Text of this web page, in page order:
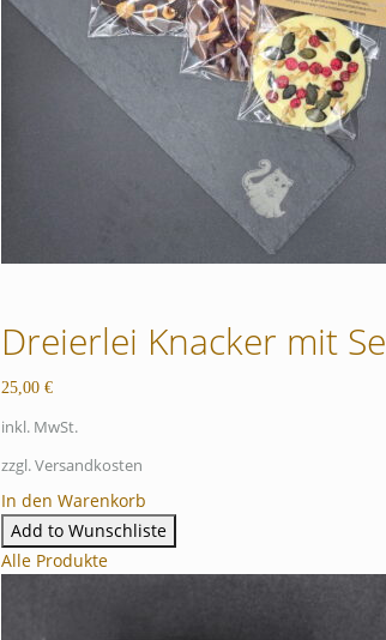
Dreierlei Knacker mit
25,00 €
inkl. MwSt.
zzgl. Versandkosten
In den Warenkorb
Add to Wunschliste
Alle Produkte